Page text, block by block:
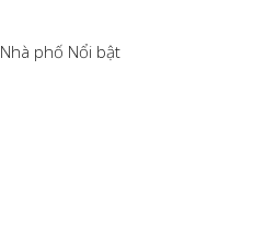
Nhà phố Nổi bật